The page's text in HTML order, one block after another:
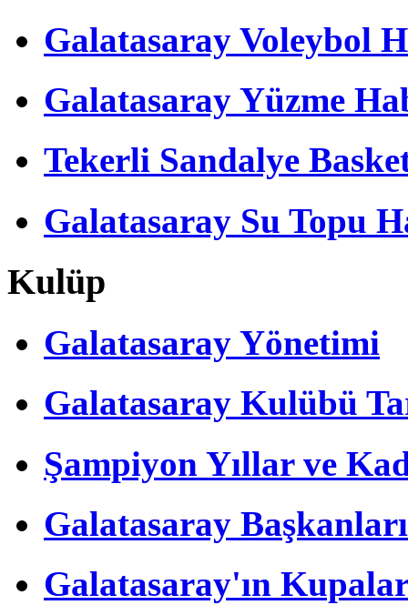
Galatasaray Voleybol
Galatasaray Yüzme
Tekerli Sandalye
Galatasaray Su Topu
Kulüp
Galatasaray Yönetimi
Galatasaray Kulübü
Şampiyon Yıllar ve
Galatasaray Başkanları
Galatasaray'ın